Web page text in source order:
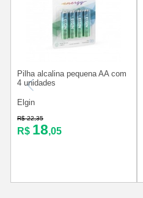
Pilha alcalina pequena AA com
4 unidades
Elgin
R$ 22,35
R$ 18,05